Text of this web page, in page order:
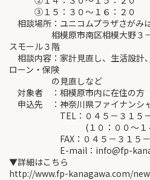
③１５：３０～１６：２０
相談場所：ユニコムプラザさがみ
相模原市南区相模大野３－
スモール３階
相談内容：家計見直し、生活設計
ローン・保険
の見直しなど
対象者 ：相模原市内に在住の方
申込先 ：神奈川県ファイナンシ
TEL：０４５－３１５－
(１０：００～１４：０
FAX：０４５－３１５－
E-mail：info@fp-
▼詳細はこちら
http://www.fp-kanagawa.com/